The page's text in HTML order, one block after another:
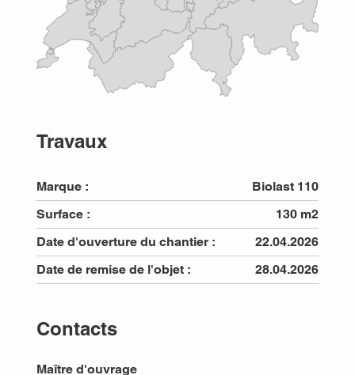
Travaux
Marque :
Biolast 110
Surface :
130 m2
Date d'ouverture du chantier :
22.04.2026
Date de remise de l'objet :
28.04.2026
Contacts
Maître d'ouvrage